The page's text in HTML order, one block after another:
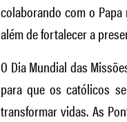
colaborando com o
além de fortalecer a
O Dia Mundial das
para que os católicos
transformar vidas. As